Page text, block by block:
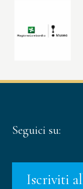
Seguici su:
Iscriviti